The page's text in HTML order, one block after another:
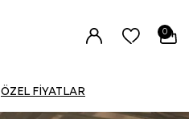
0
ÖZEL FİYATLAR